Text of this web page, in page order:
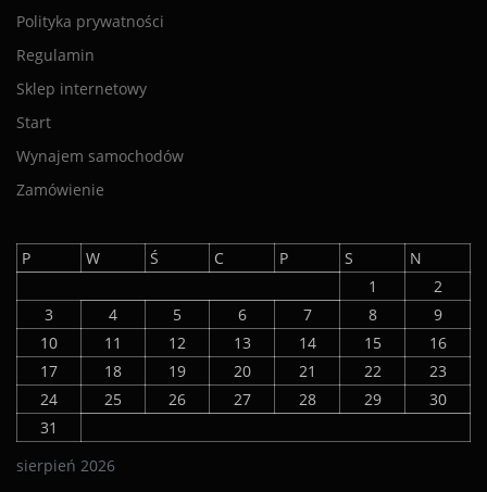
Polityka prywatności
Regulamin
Sklep internetowy
Start
Wynajem samochodów
Zamówienie
sierpień 2026
P W Ś C P S
N
1
2
3
4 5 6 7 8
9
10
11 12 13 14 15
16
17
18 19 20 21 22
23
24
25 26 27 28 29
30
31